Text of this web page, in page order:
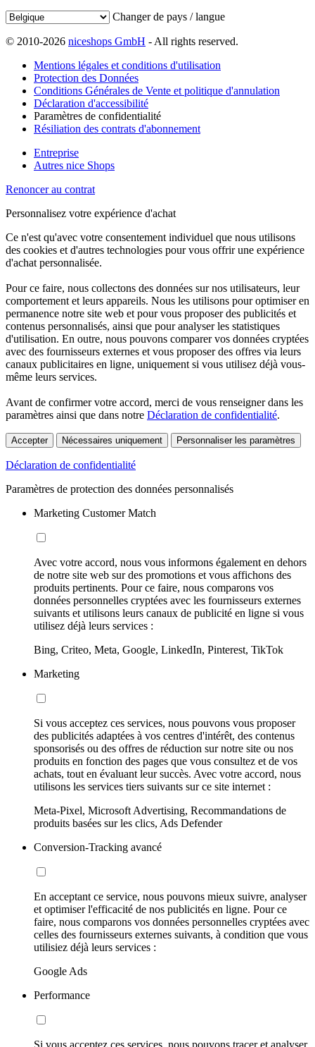
Changer de pays / langue
© 2010-2026 niceshops GmbH - All rights reserved.
Mentions légales et conditions d'utilisation
Protection des Données
Conditions Générales de Vente et politique d'annulation
Déclaration d'accessibilité
Paramètres de confidentialité
Résiliation des contrats d'abonnement
Entreprise
Autres nice Shops
Renoncer au contrat
Personnalisez votre expérience d'achat
Ce n'est qu'avec votre consentement individuel que nous utilisons
des cookies et d'autres technologies pour vous offrir une expérience
d'achat personnalisée.
Pour ce faire, nous collectons des données sur nos utilisateurs, leur
comportement et leurs appareils. Nous les utilisons pour optimiser en
permanence notre site web et pour vous proposer des publicités et
contenus personnalisés, ainsi que pour analyser les statistiques
d'utilisation. En outre, nous pouvons comparer vos données cryptées
avec des fournisseurs externes et vous proposer des offres via leurs
canaux publicitaires en ligne, uniquement si vous utilisez déjà vous-
même leurs services.
Avant de confirmer votre accord, merci de vous renseigner dans les
paramètres ainsi que dans notre Déclaration de confidentialité.
Accepter Nécessaires uniquement Personnaliser les paramètres
Déclaration de confidentialité
Paramètres de protection des données personnalisés
Marketing Customer Match
Avec votre accord, nous vous informons également en dehors
de notre site web sur des promotions et vous affichons des
produits pertinents. Pour ce faire, nous comparons vos
données personnelles cryptées avec les fournisseurs externes
suivants et utilisons leurs canaux de publicité en ligne si vous
utilisez déjà leurs services :
Bing, Criteo, Meta, Google, LinkedIn, Pinterest, TikTok
Marketing
Si vous acceptez ces services, nous pouvons vous proposer
des publicités adaptées à vos centres d'intérêt, des contenus
sponsorisés ou des offres de réduction sur notre site ou nos
produits en fonction des pages que vous consultez et de vos
achats, tout en évaluant leur succès. Avec votre accord, nous
utilisons les services tiers suivants sur ce site internet :
Meta-Pixel, Microsoft Advertising, Recommandations de
produits basées sur les clics, Ads Defender
Conversion-Tracking avancé
En acceptant ce service, nous pouvons mieux suivre, analyser
et optimiser l'efficacité de nos publicités en ligne. Pour ce
faire, nous comparons vos données personnelles cryptées avec
celles des fournisseurs externes suivants, à condition que vous
utilisiez déjà leurs services :
Google Ads
Performance
Si vous acceptez ces services, nous pouvons tracer et analyser